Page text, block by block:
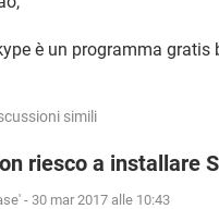
è un programma gratis
simili
riesco a installare
- 30 mar 2017 alle 10:43